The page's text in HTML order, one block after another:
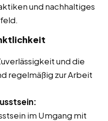
und nachhaltiges
und die
regelmäßig zur Arbeit
im Umgang mit